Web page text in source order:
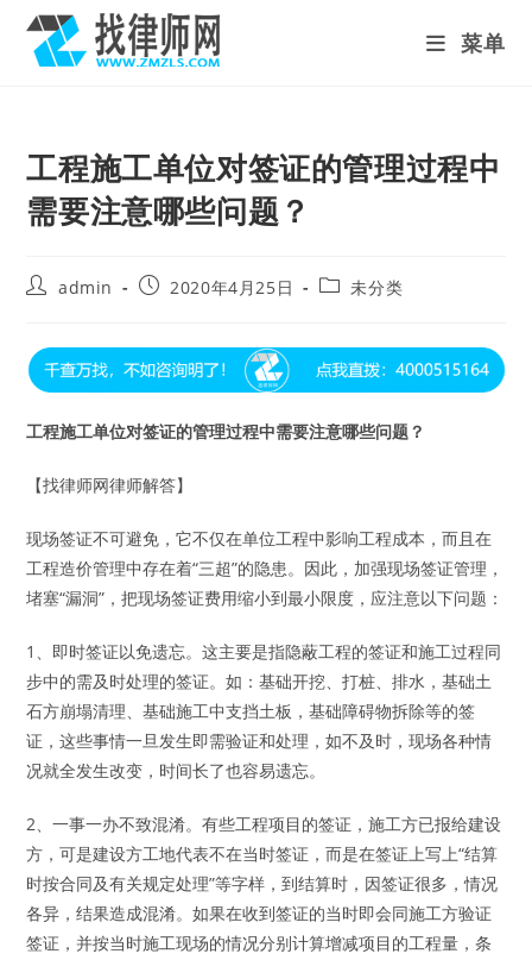
content
菜单
工程施工单位对签证的管理过程中
需要注意哪些问题？
Postadmin
Post2020年4月25日
Post未分类
工程施工单位对签证的管理过程中需要注意哪些问题？
【找律师网律师解答】
现场签证不可避免，它不仅在单位工程中影响工程成本，而且在
工程造价管理中存在着“三超”的隐患。因此，加强现场签证管理，
堵塞“漏洞”，把现场签证费用缩小到最小限度，应注意以下问题：
1、即时签证以免遗忘。这主要是指隐蔽工程的签证和施工过程同
步中的需及时处理的签证。如：基础开挖、打桩、排水，基础土
石方崩塌清理、基础施工中支挡土板，基础障碍物拆除等的签
证，这些事情一旦发生即需验证和处理，如不及时，现场各种情
况就全发生改变，时间长了也容易遗忘。
2、一事一办不致混淆。有些工程项目的签证，施工方已报给建设
方，可是建设方工地代表不在当时签证，而是在签证上写上“结算
时按合同及有关规定处理”等字样，到结算时，因签证很多，情况
各异，结果造成混淆。如果在收到签证的当时即会同施工方验证
签证，并按当时施工现场的情况分别计算增减项目的工程量，条